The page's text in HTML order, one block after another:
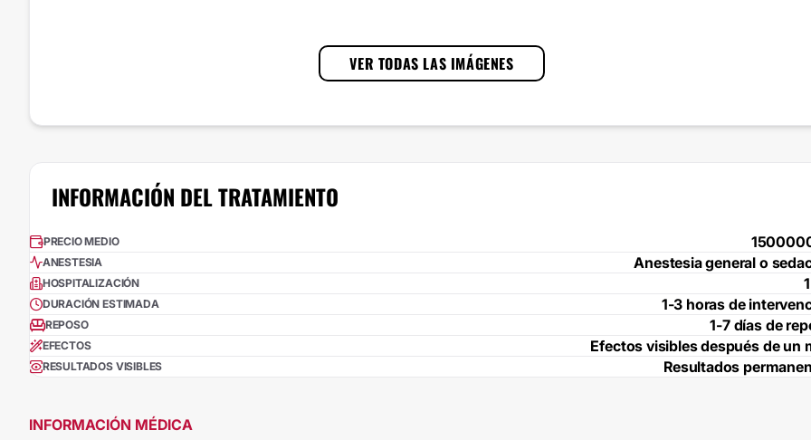
VER TODAS LAS IMÁGENES
INFORMACIÓN DEL TRATAMIENTO
PRECIO MEDIO
ANESTESIA Anestesia general o
HOSPITALIZACIÓN
DURACIÓN ESTIMADA 1-3 horas de
REPOSO 1-7 días de
EFECTOS Efectos visibles después de un
RESULTADOS VISIBLES Resultados
INFORMACIÓN MÉDICA